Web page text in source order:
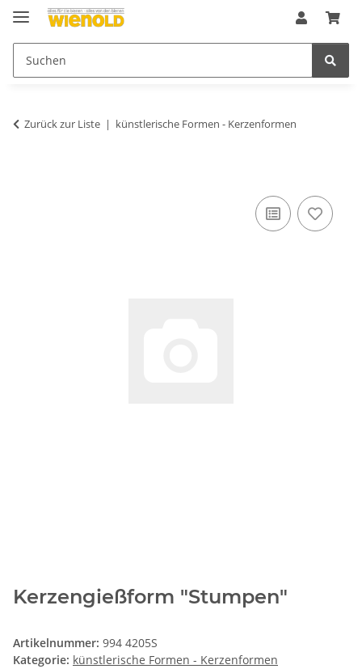
Zurück zur Liste künstlerische Formen - Kerzenformen
Kerzengießform "Stumpen"
Artikelnummer: 994 4205S
Kategorie: künstlerische Formen - Kerzenformen